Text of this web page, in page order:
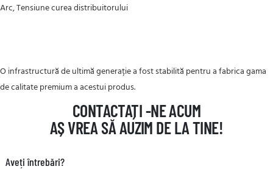
Arc, Tensiune curea distribuitorului
O infrastructură de ultimă generație a fost stabilită pentru a fabrica gama
de calitate premium a acestui produs.
CONTACTAȚI -NE ACUM
AȘ VREA SĂ AUZIM DE LA TINE!
Aveți întrebări?